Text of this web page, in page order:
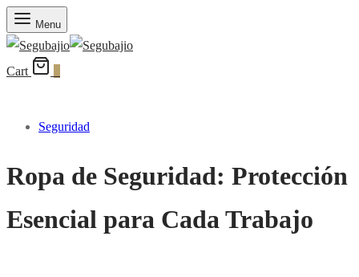
Menu
Cart
Seguridad
Ropa de Seguridad: Protección
Esencial para Cada Trabajo